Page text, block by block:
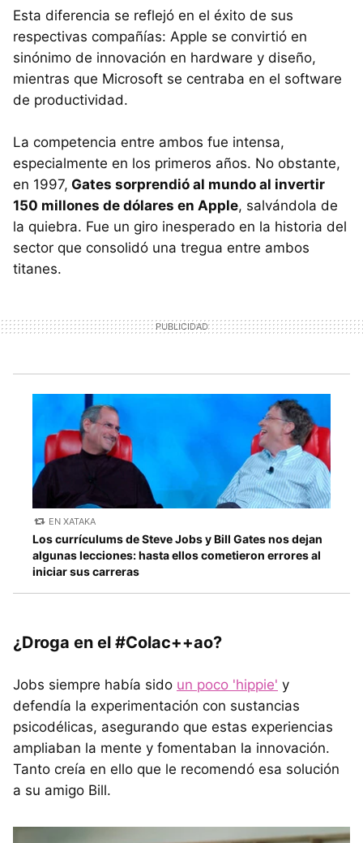
Esta diferencia se reflejó en el éxito de sus
respectivas compañías: Apple se convirtió en
sinónimo de innovación en hardware y diseño,
mientras que Microsoft se centraba en el software
de productividad.
La competencia entre ambos fue intensa,
especialmente en los primeros años. No obstante,
en 1997, Gates sorprendió al mundo al invertir
150 millones de dólares en Apple, salvándola de
la quiebra. Fue un giro inesperado en la historia del
sector que consolidó una tregua entre ambos
titanes.
EN XATAKA
Los currículums de Steve Jobs y Bill Gates nos dejan
algunas lecciones: hasta ellos cometieron errores al
iniciar sus carreras
¿Droga en el #Colac++ao?
Jobs siempre había sido un poco 'hippie' y
defendía la experimentación con sustancias
psicodélicas, asegurando que estas experiencias
ampliaban la mente y fomentaban la innovación.
Tanto creía en ello que le recomendó esa solución
a su amigo Bill.